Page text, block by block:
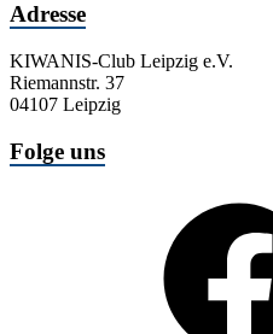
Adresse
KIWANIS-Club Leipzig e.V.
Riemannstr. 37
04107 Leipzig
Folge uns